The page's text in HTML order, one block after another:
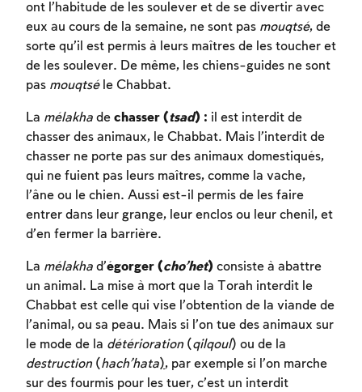
ont l’habitude de les soulever et de se divertir avec
eux au cours de la semaine, ne sont pas mouqtsé, de
sorte qu’il est permis à leurs maîtres de les toucher et
de les soulever. De même, les chiens-guides ne sont
pas mouqtséle Chabbat.
La mélakha de chasser (tsad) : il est interdit de
chasser des animaux, le Chabbat. Mais l’interdit de
chasser ne porte pas sur des animaux domestiqués,
qui ne fuient pas leurs maîtres, comme la vache,
l’âne ou le chien. Aussi est-il permis de les faire
entrer dans leur grange, leur enclos ou leur chenil, et
d’en fermer la barrière.
La mélakha d’égorger (cho’het) consiste à abattre
un animal. La mise à mort que la Torah interdit le
Chabbat est celle qui vise l’obtention de la viande de
l’animal, ou sa peau. Mais si l’on tue des animaux sur
le mode de la détérioration (qilqoul) ou de la
destruction (hach’hata), par exemple si l’on marche
sur des fourmis pour les tuer, c’est un interdit